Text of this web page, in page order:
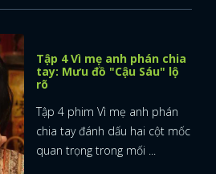
Tập 4 Vì mẹ anh phán chia
tay: Mưu đồ "Cậu Sáu" lộ
rõ
Tập 4 phim Vì mẹ anh phán
chia tay đánh dấu hai cột mốc
quan trọng trong mối ...